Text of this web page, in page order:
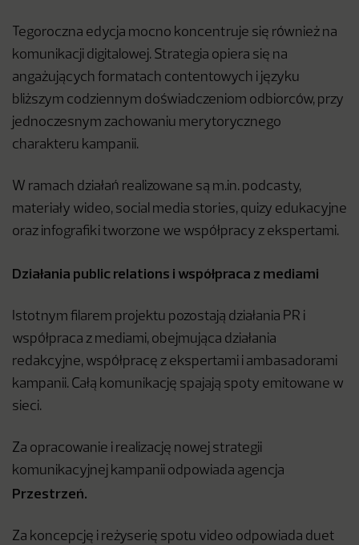
Tegoroczna edycja mocno koncentruje się również na
komunikacji digitalowej. Strategia opiera się na
angażujących formatach contentowych i języku
bliższym codziennym doświadczeniom odbiorców, przy
jednoczesnym zachowaniu merytorycznego
charakteru kampanii.
W ramach działań realizowane są m.in. podcasty,
materiały wideo, social media stories, quizy edukacyjne
oraz infografiki tworzone we współpracy z ekspertami.
Działania public relations i współpraca z mediami
Istotnym filarem projektu pozostają działania PR i
współpraca z mediami, obejmująca działania
redakcyjne, współpracę z ekspertami i ambasadorami
kampanii. Całą komunikację spajają spoty emitowane w
sieci.
Za opracowanie i realizację nowej strategii
komunikacyjnej kampanii odpowiada agencja
Przestrzeń.
Za koncepcję i reżyserię spotu video odpowiada duet